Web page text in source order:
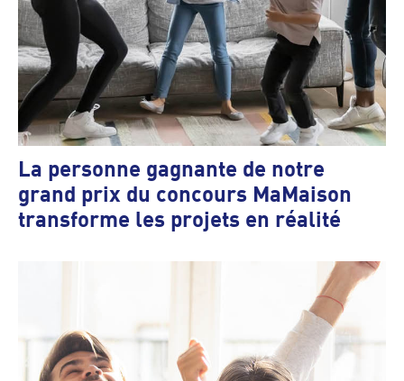
La personne gagnante de notre
grand prix du concours MaMaison
transforme les projets en réalité